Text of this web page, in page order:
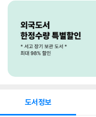
도서정보